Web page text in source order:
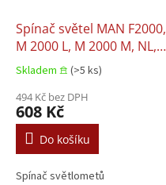
Spínač světel MAN F2000,
M 2000 L, M 2000 M, NL,
SG, SL, SÜ, ÜL 10.1975–
Skladem 𖠿 (>5 ks)
494 Kč bez DPH
608 Kč
Do košíku
Spínač světlometů